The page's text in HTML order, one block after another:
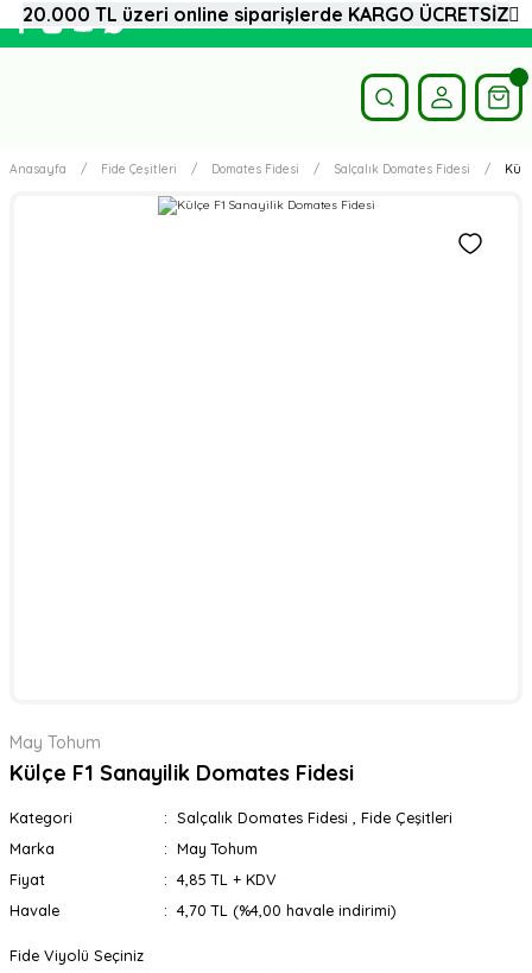
Anasayfa Fide Çeşitleri Domates Fidesi Salçalık Domates Fidesi
May Tohum
Külçe F1 Sanayilik Domates Fidesi
Kategori Salçalık Domates Fidesi
Fide Çeşitleri
Marka
May Tohum
Fiyat
4,85 TL + KDV
Havale
4,70 TL (%4,00 havale indirimi)
Fide Viyolü Seçiniz
20.000 TL üzeri online siparişlerde KARGO ÜCRETSİZ